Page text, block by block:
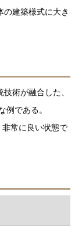
建築様式に大き
術が融合した、
例である。
常に良い状態で